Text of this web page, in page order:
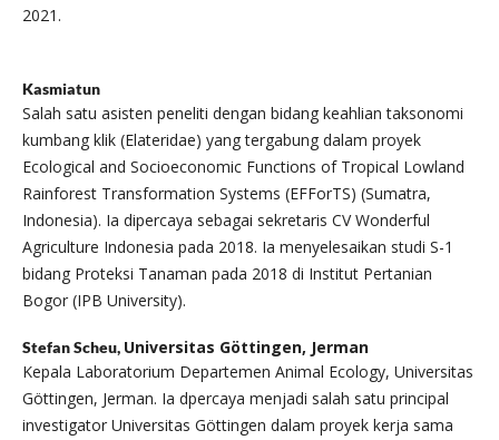
2021.
Kasmiatun
Salah satu asisten peneliti dengan bidang keahlian taksonomi
kumbang klik (Elateridae) yang tergabung dalam proyek
Ecological and Socioeconomic Functions of Tropical Lowland
Rainforest Transformation Systems (EFForTS) (Sumatra,
Indonesia). Ia dipercaya sebagai sekretaris CV Wonderful
Agriculture Indonesia pada 2018. Ia menyelesaikan studi S-1
bidang Proteksi Tanaman pada 2018 di Institut Pertanian
Bogor (IPB University).
Stefan Scheu, Universitas Göttingen, Jerman
Kepala Laboratorium Departemen Animal Ecology, Universitas
Göttingen, Jerman. Ia dpercaya menjadi salah satu principal
investigator Universitas Göttingen dalam proyek kerja sama